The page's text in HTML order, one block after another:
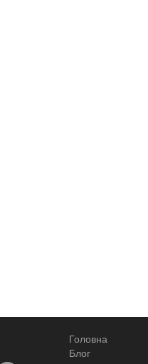
Головна
Блог